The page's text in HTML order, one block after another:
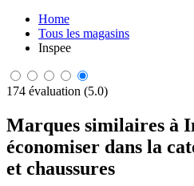
Home
Tous les magasins
Inspee
174 évaluation (5.0)
Marques similaires à
économiser dans la
et chaussures